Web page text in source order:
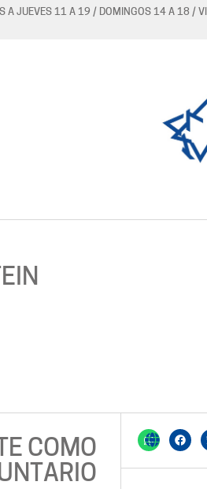
A JUEVES 11 A 19 / DOMINGOS 14 A 18 /
COMO